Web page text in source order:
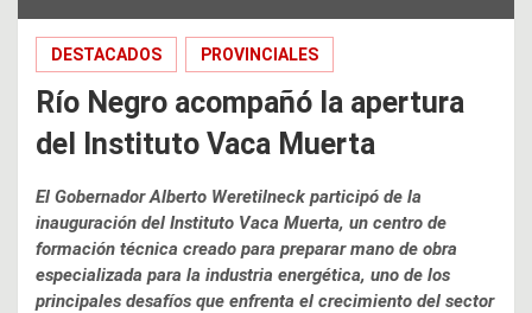
DESTACADOS PROVINCIALES
Río Negro acompañó la apertura
del Instituto Vaca Muerta
El Gobernador Alberto Weretilneck participó de la
inauguración del Instituto Vaca Muerta, un centro de
formación técnica creado para preparar mano de obra
especializada para la industria energética, uno de los
principales desafíos que enfrenta el crecimiento del sector